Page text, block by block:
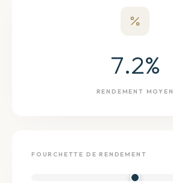
7.2%
RENDEMENT MOYEN
FOURCHETTE DE RENDEMENT